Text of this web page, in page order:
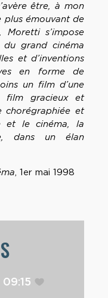
être, à mon
plus émouvant de
s’impose
grand cinéma
et d’inventions
en forme de
un film d’une
film gracieux et
chorégraphiée et
et le cinéma, la
dans un élan
, 1er mai 1998
09:15